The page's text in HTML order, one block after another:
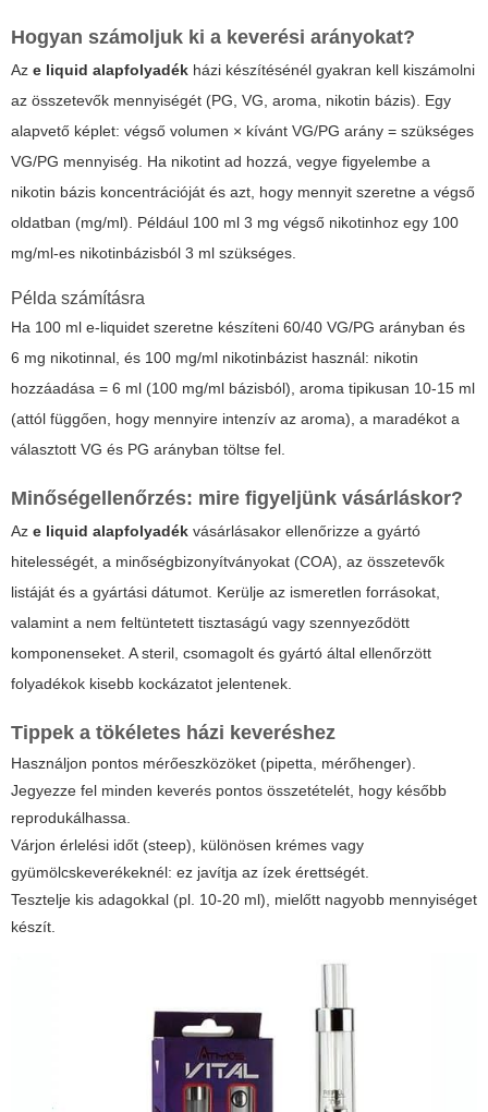
Hogyan számoljuk ki a keverési arányokat?
Az e liquid alapfolyadék házi készítésénél gyakran kell kiszámolni
az összetevők mennyiségét (PG, VG, aroma, nikotin bázis). Egy
alapvető képlet: végső volumen × kívánt VG/PG arány = szükséges
VG/PG mennyiség. Ha nikotint ad hozzá, vegye figyelembe a
nikotin bázis koncentrációját és azt, hogy mennyit szeretne a végső
oldatban (mg/ml). Például 100 ml 3 mg végső nikotinhoz egy 100
mg/ml-es nikotinbázisból 3 ml szükséges.
Példa számításra
Ha 100 ml e-liquidet szeretne készíteni 60/40 VG/PG arányban és
6 mg nikotinnal, és 100 mg/ml nikotinbázist használ: nikotin
hozzáadása = 6 ml (100 mg/ml bázisból), aroma tipikusan 10-15 ml
(attól függően, hogy mennyire intenzív az aroma), a maradékot a
választott VG és PG arányban töltse fel.
Minőségellenőrzés: mire figyeljünk vásárláskor?
Az e liquid alapfolyadék vásárlásakor ellenőrizze a gyártó
hitelességét, a minőségbizonyítványokat (COA), az összetevők
listáját és a gyártási dátumot. Kerülje az ismeretlen forrásokat,
valamint a nem feltüntetett tisztaságú vagy szennyeződött
komponenseket. A steril, csomagolt és gyártó által ellenőrzött
folyadékok kisebb kockázatot jelentenek.
Tippek a tökéletes házi keveréshez
Használjon pontos mérőeszközöket (pipetta, mérőhenger).
Jegyezze fel minden keverés pontos összetételét, hogy később
reprodukálhassa.
Várjon érlelési időt (steep), különösen krémes vagy
gyümölcskeverékeknél: ez javítja az ízek érettségét.
Tesztelje kis adagokkal (pl. 10-20 ml), mielőtt nagyobb mennyiséget
készít.